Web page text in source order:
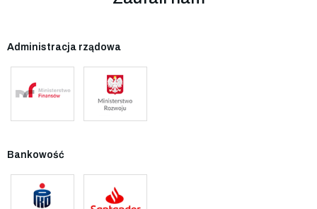
Administracja rządowa
Bankowość